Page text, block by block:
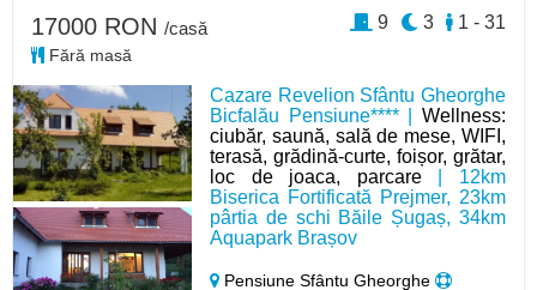
Cazare Revelion Sfântu Gheorghe
Bicfalău Pensiune**** | Wellness:
ciubăr, saună, sală de mese, WIFI,
terasă, grădină-curte, foișor, grătar,
loc de joaca, parcare| 12km
Biserica Fortificată Prejmer, 23km
pârtia de schi Băile Șugaș, 34km
Aquapark Brașov
Pensiune Sfântu Gheorghe
17000 RON /casă
Fără masă
1 - 31
3
9